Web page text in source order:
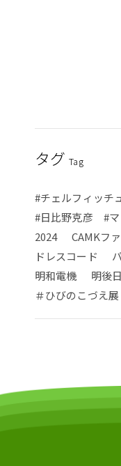
タグTag
#チェルフィッチ
#日比野克彦 #マ
2024
CAMKフ
ドレスコード
明和電機
明後
＃ひびのこづえ展